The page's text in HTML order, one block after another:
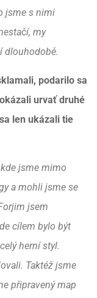
jsme s nimi
my
dlouhodobě.
podarilo sa
urvať druhé
len ukázali tie
jsme mimo
a mohli jsme se
jsem
cílem bylo být
herní styl.
Taktéž jsme
připravený map